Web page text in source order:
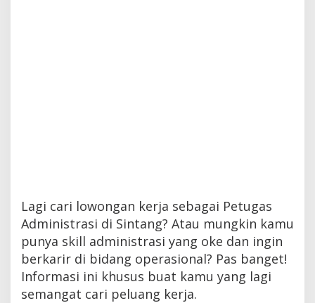
Lagi cari lowongan kerja sebagai Petugas
Administrasi di Sintang? Atau mungkin kamu
punya skill administrasi yang oke dan ingin
berkarir di bidang operasional? Pas banget!
Informasi ini khusus buat kamu yang lagi
semangat cari peluang kerja.